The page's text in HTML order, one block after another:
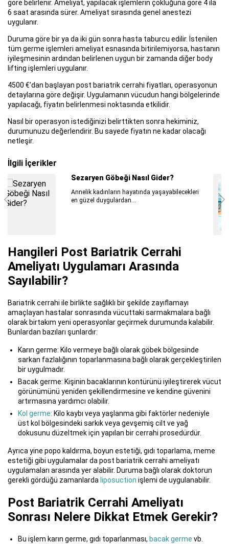
göre belirlenir. Ameliyat, yapılacak işlemlerin çokluğuna göre 4 ila
6 saat arasında sürer. Ameliyat sırasında genel anestezi
uygulanır.
Duruma göre bir ya da iki gün sonra hasta taburcu edilir. İstenilen
tüm germe işlemleri ameliyat esnasında bitirilemiyorsa, hastanın
iyileşmesinin ardından belirlenen uygun bir zamanda diğer body
lifting işlemleri uygulanır.
4500 €’dan başlayan post bariatrik cerrahi fiyatları, operasyonun
detaylarına göre değişir. Uygulamanın vücudun hangi bölgelerinde
yapılacağı, fiyatın belirlenmesi noktasında etkilidir.
Nasıl bir operasyon istediğinizi belirttikten sonra hekiminiz,
durumunuzu değerlendirir. Bu sayede fiyatın ne kadar olacağı
netleşir.
İlgili İçerikler
Kimler Brazilian Butt Lift için Uygun
Brazilian Butt Lift estetiği ile vücuda uygun
Hangileri Post Bariatrik Cerrahi
Ameliyatı Uygulamarı Arasında
Sayılabilir?
Bariatrik cerrahi ile birlikte sağlıklı bir şekilde zayıflamayı
amaçlayan hastalar sonrasında vücuttaki sarmakmalara bağlı
olarak birtakım yeni operasyonlar geçirmek durumunda kalabilir.
Bunlardan bazıları şunlardır:
Karın germe: Kilo vermeye bağlı olarak göbek bölgesinde
sarkan fazlalığının toparlanmasına bağlı olarak gerçekleştirilen
bir uygulmadır.
Bacak germe: Kişinin bacaklarının kontürünü iyileştirerek vücut
görünümünü yeniden şekillendirmesine ve kendine güvenini
artırmasına yardımcı olabilir.
Kol germe: Kilo kaybı veya yaşlanma gibi faktörler nedeniyle
üst kol bölgesindeki sarkık veya gevşemiş cilt ve yağ
dokusunu düzeltmek için yapılan bir cerrahi prosedürdür.
Ayrıca yine popo kaldırma, boyun estetiği, gıdı toparlama, meme
estetiği gibi uygulamalar da post bariatrik cerrahi ameliyatı
uygulamaları arasında yer alabilir. Duruma bağlı olarak doktorun
gerekli gördüğü zamanlarda liposuction işlemi de uygulanabilir.
Post Bariatrik Cerrahi Ameliyatı
Sonrası Nelere Dikkat Etmek Gerekir?
Bu işlem karın germe, gıdı toparlanması, bacak germe vb.